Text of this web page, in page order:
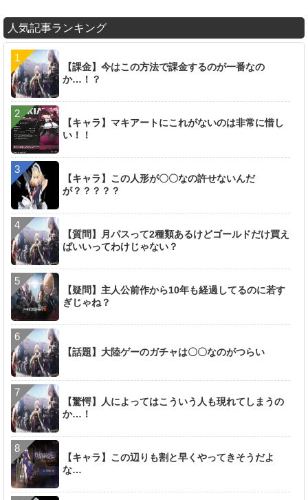
人気記事ランキング
【課金】今はこの方法で課金するのが一番なの
か…！？
【キャラ】マキアートにこれがないのは非常に惜し
い！！
【キャラ】この人形が〇〇なの許せないんだ
が？？？？？
【質問】月パスって2種類あるけどゴールドだけ買え
ばいいってわけじゃない？
【疑問】主人公前作から10年も経過してるのに若す
ぎじゃね？
【話題】大陸ゲーのガチャは〇〇なのがつらい
【驚愕】人によってはこういう人も現れてしまうの
か…！
【キャラ】この辺りも割と早くやってきそうだよ
な…